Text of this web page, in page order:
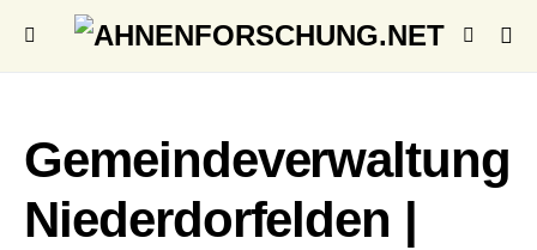
Gemeindeverwaltung
Niederdorfelden |